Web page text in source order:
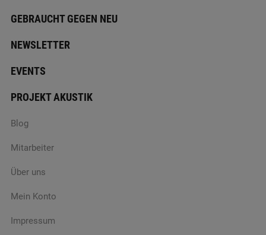
GEBRAUCHT GEGEN NEU
NEWSLETTER
EVENTS
PROJEKT AKUSTIK
Blog
Mitarbeiter
Über uns
Mein Konto
Impressum